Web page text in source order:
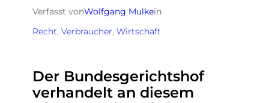
Verfasst vonWolfgang Mulkein
Recht, Verbraucher, Wirtschaft
Der Bundesgerichtshof
verhandelt an diesem